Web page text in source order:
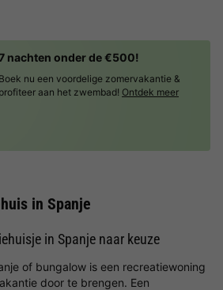
nachten onder de €500!
Boek nu een voordelige zomervakantie &
profiteer aan het zwembad! Ontdek meer
in Spanje
in Spanje naar keuze
of bungalow is een recreatiewoning
door te brengen. Een